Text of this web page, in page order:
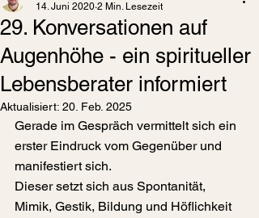
29. Konversationen auf
Augenhöhe - ein spiritueller
Lebensberater informiert
14. Juni 2020 2 Min. Lesezeit
Aktualisiert: 20. Feb. 2025
Gerade im Gespräch vermittelt sich ein
erster Eindruck vom Gegenüber und
manifestiert sich.
Dieser setzt sich aus Spontanität,
Mimik, Gestik, Bildung und Höflichkeit